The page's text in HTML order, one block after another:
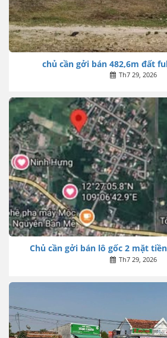
chủ cần gởi bán 482,6m đất
Th7 29, 2026
Chủ cần gởi bán lô gốc 2 mặt
Th7 29, 2026